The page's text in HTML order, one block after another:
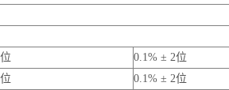
0.1% ± 2位
0.1% ± 2位